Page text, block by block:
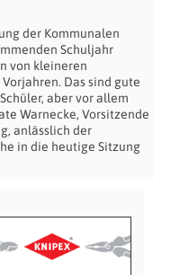
der Kommunalen
Schuljahr
von kleineren
Das sind gute
aber vor allem
Warnecke, Vorsitzende
anlässlich der
in die heutige Sitzung